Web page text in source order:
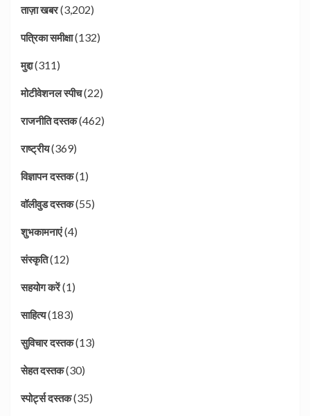
ताज़ा खबर(3,202)
पत्रिका समीक्षा(132)
मुद्दा(311)
मोटीवेशनल स्पीच(22)
राजनीति दस्तक(462)
राष्ट्रीय(369)
विज्ञापन दस्तक(1)
वॉलीवुड दस्तक(55)
शुभकामनाएं(4)
संस्कृति(12)
सहयोग करें(1)
साहित्य(183)
सुविचार दस्तक(13)
सेहत दस्तक(30)
स्पोर्ट्स दस्तक(35)